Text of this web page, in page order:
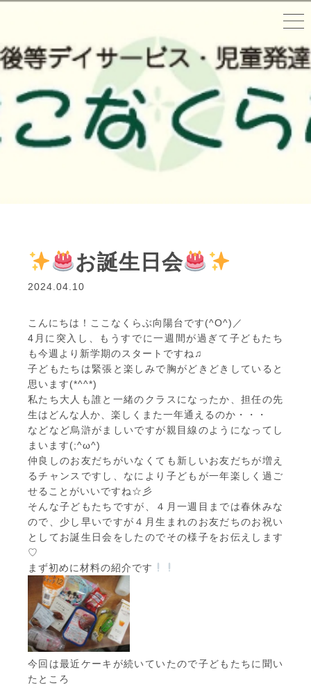
お誕生日会
2024.04.10
こんにちは！ここなくらぶ向陽台です(^O^)／
4月に突入し、もうすでに一週間が過ぎて子どもたち
も今週より新学期のスタートですね♫
子どもたちは緊張と楽しみで胸がどきどきしていると
思います(*^^*)
私たち大人も誰と一緒のクラスになったか、担任の先
生はどんな人か、楽しくまた一年通えるのか・・・
などなど烏滸がましいですが親目線のようになってし
まいます(;^ω^)
仲良しのお友だちがいなくても新しいお友だちが増え
るチャンスですし、なにより子どもが一年楽しく過ご
せることがいいですね☆彡
そんな子どもたちですが、４月一週目までは春休みな
ので、少し早いですが４月生まれのお友だちのお祝い
としてお誕生日会をしたのでその様子をお伝えします
♡
まず初めに材料の紹介です
今回は最近ケーキが続いていたので子どもたちに聞い
たところ